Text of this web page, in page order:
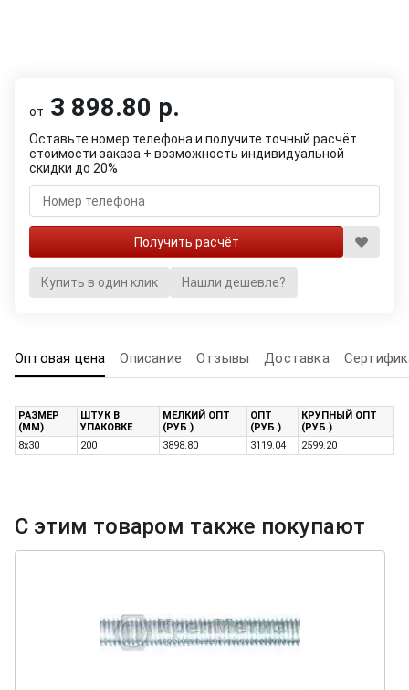
от 3 898.80 р.
Оставьте номер телефона и получите точный расчёт
стоимости заказа + возможность индивидуальной
скидки до 20%
Купить в один клик Нашли дешевле?
Оптовая цена Описание Отзывы Доставка
РАЗМЕР
(ММ)
ШТУК В
УПАКОВКЕ
МЕЛКИЙ ОПТ
(РУБ.)
ОПТ
(РУБ.)
КРУПНЫЙ ОПТ
(РУБ.)
8х30
200 3898.80 3119.04 2599.20
С этим товаром также покупают